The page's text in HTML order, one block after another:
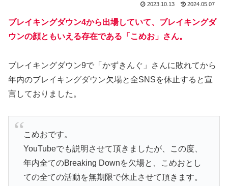
2023.10.13 2024.05.07
ブレイキングダウン4から出場していて、ブレイキングダ
ウンの顔ともいえる存在である「こめお」さん。
ブレイキングダウン9で「かずきんぐ」さんに敗れてから
年内のブレイキングダウン欠場と全SNSを休止すると宣
言しておりました。
こめおです。
YouTubeでも説明させて頂きましたが、この度、
年内全てのBreaking Downを欠場と、こめおとし
ての全ての活動を無期限で休止させて頂きます。